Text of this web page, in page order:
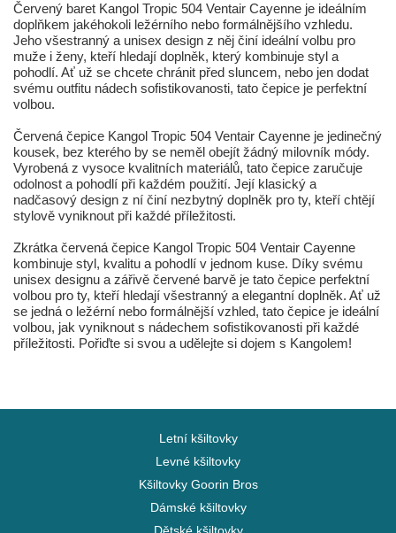
Červený baret Kangol Tropic 504 Ventair Cayenne je ideálním
doplňkem jakéhokoli ležérního nebo formálnějšího vzhledu.
Jeho všestranný a unisex design z něj činí ideální volbu pro
muže i ženy, kteří hledají doplněk, který kombinuje styl a
pohodlí. Ať už se chcete chránit před sluncem, nebo jen dodat
svému outfitu nádech sofistikovanosti, tato čepice je perfektní
volbou.
Červená čepice Kangol Tropic 504 Ventair Cayenne je jedinečný
kousek, bez kterého by se neměl obejít žádný milovník módy.
Vyrobená z vysoce kvalitních materiálů, tato čepice zaručuje
odolnost a pohodlí při každém použití. Její klasický a
nadčasový design z ní činí nezbytný doplněk pro ty, kteří chtějí
stylově vyniknout při každé příležitosti.
Zkrátka červená čepice Kangol Tropic 504 Ventair Cayenne
kombinuje styl, kvalitu a pohodlí v jednom kuse. Díky svému
unisex designu a zářivě červené barvě je tato čepice perfektní
volbou pro ty, kteří hledají všestranný a elegantní doplněk. Ať už
se jedná o ležérní nebo formálnější vzhled, tato čepice je ideální
volbou, jak vyniknout s nádechem sofistikovanosti při každé
příležitosti. Pořiďte si svou a udělejte si dojem s Kangolem!
Letní kšiltovky
Levné kšiltovky
Kšiltovky Goorin Bros
Dámské kšiltovky